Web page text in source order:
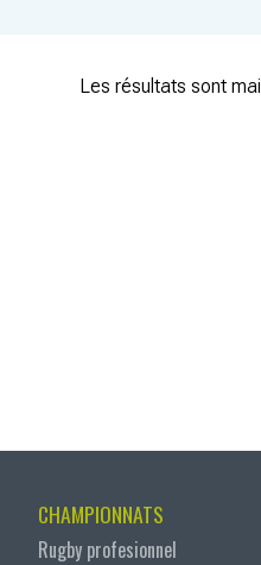
Les résultats sont
CHAMPIONNATS
Rugby profesionnel